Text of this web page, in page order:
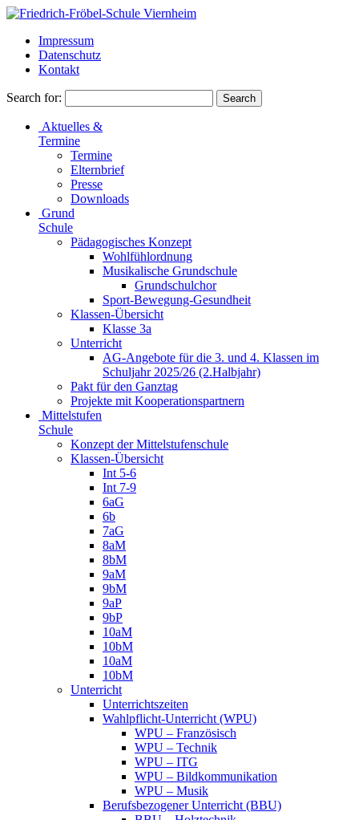
Impressum
Datenschutz
Kontakt
Search for:
Aktuelles &
Termine
Termine
Elternbrief
Presse
Downloads
Grund
Schule
Pädagogisches Konzept
Wohlfühlordnung
Musikalische Grundschule
Grundschulchor
Sport-Bewegung-Gesundheit
Klassen-Übersicht
Klasse 3a
Unterricht
AG-Angebote für die 3. und 4. Klassen im
Schuljahr 2025/26 (2.Halbjahr)
Pakt für den Ganztag
Projekte mit Kooperationspartnern
Mittelstufen
Schule
Konzept der Mittelstufenschule
Klassen-Übersicht
Int 5-6
Int 7-9
6aG
6b
7aG
8aM
8bM
9aM
9bM
9aP
9bP
10aM
10bM
10aM
10bM
Unterricht
Unterrichtszeiten
Wahlpflicht-Unterricht (WPU)
WPU – Französisch
WPU – Technik
WPU – ITG
WPU – Bildkommunikation
WPU – Musik
Berufsbezogener Unterricht (BBU)